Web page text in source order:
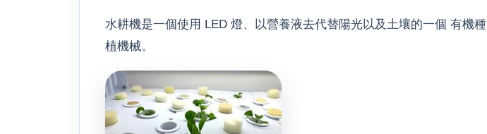
水耕機是一個使用 LED 燈、以營養液去代替陽光以及土壤的一個 有機種
植機械。